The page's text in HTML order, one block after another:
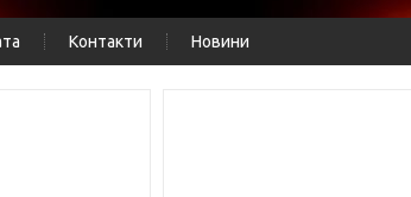
Контакти Новини